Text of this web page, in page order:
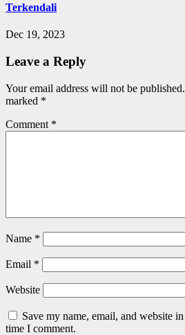
Terkendali
Dec 19, 2023
Leave a Reply
Your email address will not be published.
marked *
Comment *
Name *
Email *
Website
Save my name, email, and website
time I comment.